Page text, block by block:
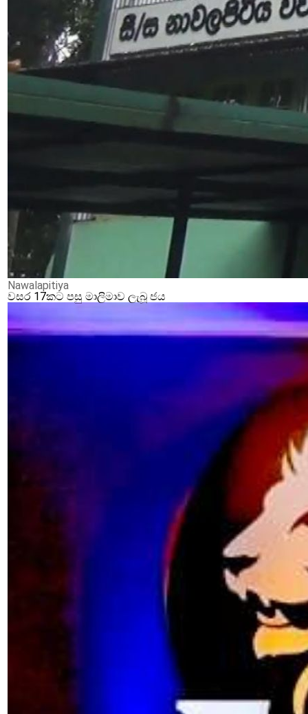
Nawalapitiya
වසර 17කට පසු මාලිමාව ලැබූ ජය